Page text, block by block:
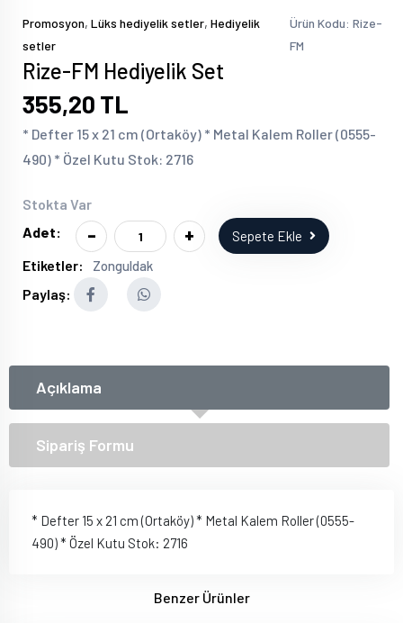
Promosyon, Lüks hediyelik setler, Hediyelik
setler
Ürün Kodu: Rize-
FM
Rize-FM Hediyelik Set
355,20 TL
* Defter 15 x 21 cm (Ortaköy) * Metal Kalem Roller (0555-
490) * Özel Kutu Stok: 2716
Stokta Var
Adet:
- + Sepete Ekle
Etiketler: Zonguldak
Paylaş:
Açıklama
Sipariş Formu
* Defter 15 x 21 cm (Ortaköy) * Metal Kalem Roller (0555-
490) * Özel Kutu Stok: 2716
Benzer Ürünler